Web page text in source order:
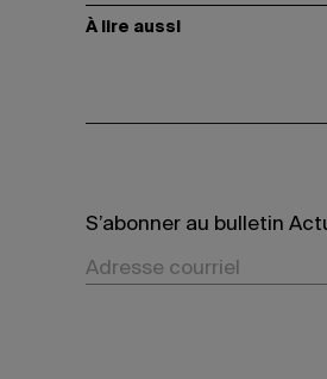
À lire aussi
S’abonner au bulletin